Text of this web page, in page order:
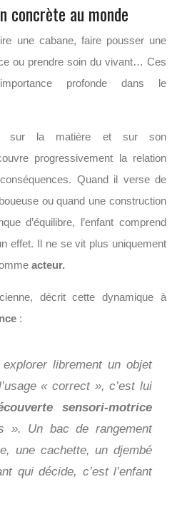
concrète au monde
une cabane, faire pousser une
ou prendre soin du vivant… Ces
profonde dans le
sur la matière et sur son
progressivement la relation
Quand il verse de
ou quand une construction
d’équilibre, l’enfant comprend
effet. Il ne se vit plus uniquement
acteur.
décrit cette dynamique à
:
librement un objet
« correct », c’est lui
sensori-motrice
». Un bac de rangement
une cachette, un djembé
qui décide, c’est l’enfant